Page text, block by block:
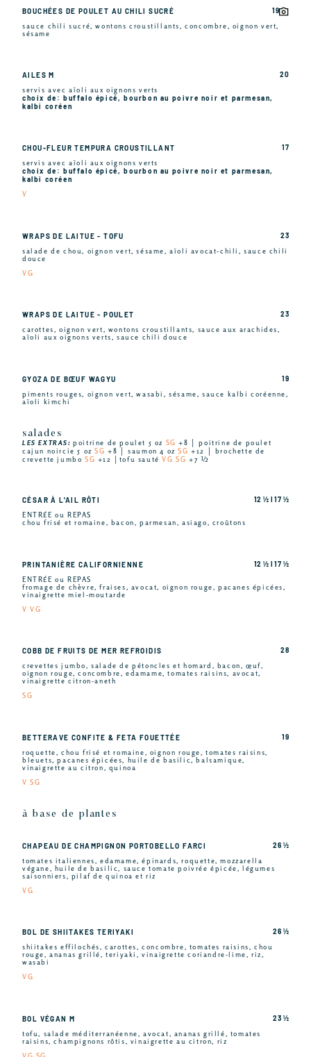
BOUCHÉES DE POULET AU CHILI SUCRÉ
sauce chili sucré, wontons croustillants, concombre, oignon vert,
sésame
19
AILES M
servis avec aïoli aux oignons verts
choix de: buffalo épicé, bourbon au poivre noir et parmesan,
kalbi coréen
20
CHOU-FLEUR TEMPURA CROUSTILLANT
servis avec aïoli aux oignons verts
choix de: buffalo épicé, bourbon au poivre noir et parmesan,
kalbi coréen
V
17
WRAPS DE LAITUE - TOFU
salade de chou, oignon vert, sésame, aïoli avocat-chili, sauce chili
douce
VG
23
WRAPS DE LAITUE - POULET
carottes, oignon vert, wontons croustillants, sauce aux arachides,
aïoli aux oignons verts, sauce chili douce
23
GYOZA DE BŒUF WAGYU
piments rouges, oignon vert, wasabi, sésame, sauce kalbi coréenne,
aïoli kimchi
19
salades
LES EXTRAS: poitrine de poulet 5 oz SG +8 │ poitrine de poulet
cajun noircie 5 ozSG +8 │ saumon 4 ozSG +12 │ brochette de
crevette jumbo SG +12 │tofu sautéVG SG +7 ½
CÉSAR À L'AIL RÔTI
ENTRÉE ou REPAS
chou frisé et romaine, bacon, parmesan, asiago, croûtons
12 ½ I 17 ½
PRINTANIÈRE CALIFORNIENNE
ENTRÉE ou REPAS
fromage de chèvre, fraises, avocat, oignon rouge, pacanes épicées,
vinaigrette miel-moutarde
V VG
12 ½ I 17 ½
COBB DE FRUITS DE MER REFROIDIS
crevettes jumbo, salade de pétoncles et homard, bacon, œuf,
oignon rouge, concombre, edamame, tomates raisins, avocat,
vinaigrette citron-aneth
SG
28
BETTERAVE CONFITE & FETA FOUETTÉE
roquette, chou frisé et romaine, oignon rouge, tomates raisins,
bleuets, pacanes épicées, huile de basilic, balsamique,
vinaigrette au citron, quinoa
V SG
19
à base de plantes
CHAPEAU DE CHAMPIGNON PORTOBELLO FARCI
tomates italiennes, edamame, épinards, roquette, mozzarella
végane, huile de basilic, sauce tomate poivrée épicée, légumes
saisonniers, pilaf de quinoa et riz
VG
26 ½
BOL DE SHIITAKES TERIYAKI
shiitakes effilochés, carottes, concombre, tomates raisins, chou
rouge, ananas grillé, teriyaki, vinaigrette coriandre-lime, riz,
wasabi
VG
26 ½
BOL VÉGAN M
tofu, salade méditerranéenne, avocat, ananas grillé, tomates
raisins, champignons rôtis, vinaigrette au citron, riz
23 ½